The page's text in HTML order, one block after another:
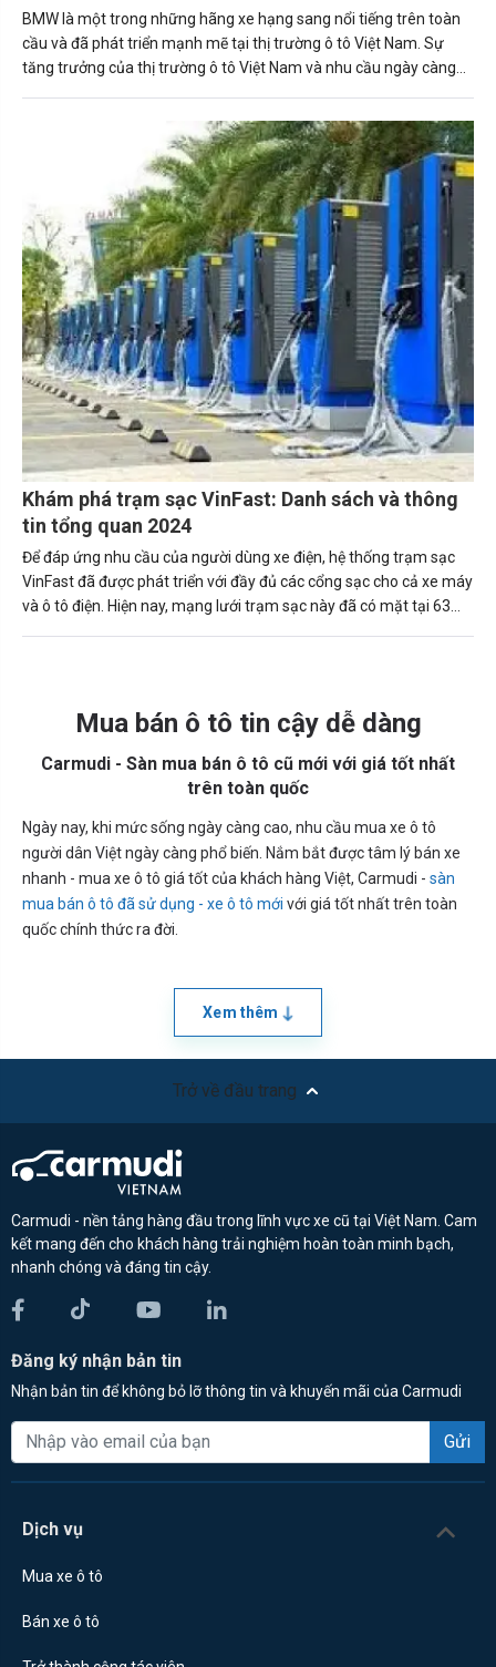
BMW là một trong những hãng xe hạng sang nổi tiếng trên toàn
cầu và đã phát triển mạnh mẽ tại thị trường ô tô Việt Nam. Sự
tăng trưởng của thị trường ô tô Việt Nam và nhu cầu ngày càng
Khám phá trạm sạc VinFast: Danh sách và thông
tin tổng quan 2024
Để đáp ứng nhu cầu của người dùng xe điện, hệ thống trạm sạc
VinFast đã được phát triển với đầy đủ các cổng sạc cho cả xe máy
và ô tô điện. Hiện nay, mạng lưới trạm sạc này đã có mặt tại 63
Mua bán ô tô tin cậy dễ dàng
Carmudi - Sàn mua bán ô tô cũ mới với giá tốt nhất
trên toàn quốc
Ngày nay, khi mức sống ngày càng cao, nhu cầu mua xe ô tô
người dân Việt ngày càng phổ biến. Nắm bắt được tâm lý bán xe
nhanh - mua xe ô tô giá tốt của khách hàng Việt, Carmudi - sàn
mua bán ô tô đã sử dụng - xe ô tô mới với giá tốt nhất trên toàn
quốc chính thức ra đời.
Xem thêm
Trở về đầu trang
Carmudi - nền tảng hàng đầu trong lĩnh vực xe cũ tại Việt Nam. Cam
kết mang đến cho khách hàng trải nghiệm hoàn toàn minh bạch,
nhanh chóng và đáng tin cậy.
Đăng ký nhận bản tin
Nhận bản tin để không bỏ lỡ thông tin và khuyến mãi của Carmudi
Gửi
Dịch vụ
Mua xe ô tô
Bán xe ô tô